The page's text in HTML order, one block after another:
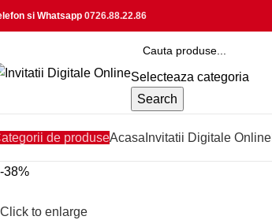
si Whatsapp 0726.88.22.86
Selecteaza categoria
Search
de produseAcasa Invitatii Digitale Online
-38%
Click to enlarge